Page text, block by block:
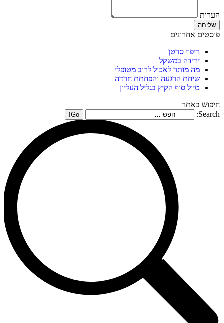
הערות
שליחה
פוסטים אחרונים
ריפוי סרטן
ירידה במשקל
מה מותר לאכול לרוב מטופלי
שיחת הרגעה והפחתת חרדה
טיול סוף הקיץ בגליל העליון
חיפוש באתר
Search: